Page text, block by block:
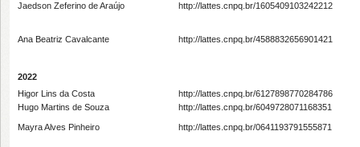
Jaedson Zeferino de Araújo
http://lattes.cnpq.br/1605409103242212
Ana Beatriz Cavalcante http://lattes.cnpq.br/4588832656901421
2022
Higor Lins da Costa
http://lattes.cnpq.br/6127898770284786
Hugo Martins de Souza
http://lattes.cnpq.br/6049728071168351
Mayra Alves Pinheiro http://lattes.cnpq.br/0641193791555871